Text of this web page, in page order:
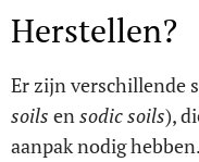
Herstellen?
Er zijn verschillende
soils ensodic soils),
aanpak nodig